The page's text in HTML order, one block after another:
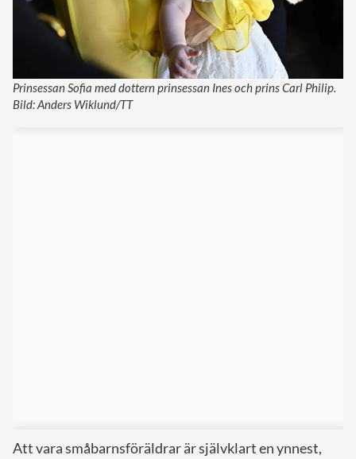
Prinsessan Sofia med dottern prinsessan Ines och prins Carl Philip.
Bild: Anders Wiklund/TT
Att vara småbarnsföräldrar är självklart en ynnest,